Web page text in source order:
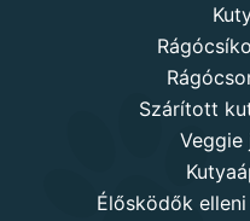
Szárított
Élősködők